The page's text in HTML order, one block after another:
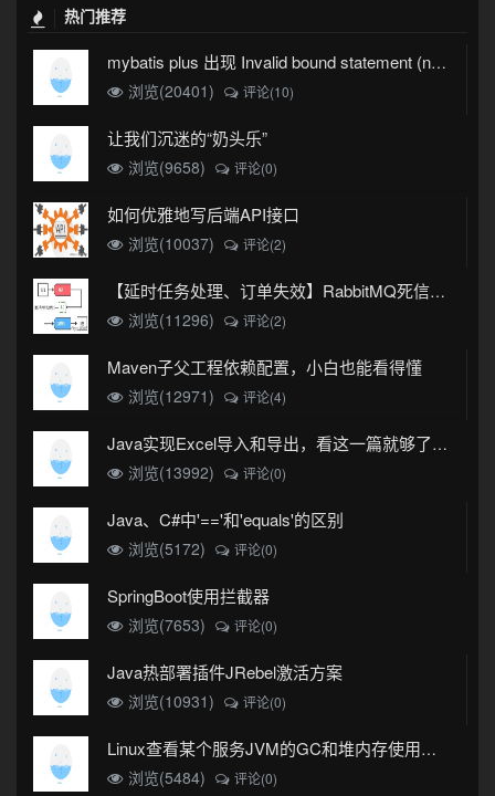
热门推荐
mybatis plus 出现 Invalid bound statement (not found)
浏览(20401)
评论(10)
让我们沉迷的“奶头乐”
浏览(9658) 评论(0)
如何优雅地写后端API接口
浏览(10037) 评论(2)
【延时任务处理、订单失效】RabbitMQ死信队列实现
浏览(11296)
评论(2)
Maven子父工程依赖配置，小白也能看得懂
浏览(12971) 评论(4)
Java实现Excel导入和导出，看这一篇就够了(珍藏版)
浏览(13992)
评论(0)
Java、C#中'=='和'equals'的区别
浏览(5172) 评论(0)
SpringBoot使用拦截器
浏览(7653) 评论(0)
Java热部署插件JRebel激活方案
浏览(10931) 评论(0)
Linux查看某个服务JVM的GC和堆内存使用情况
浏览(5484)
评论(0)